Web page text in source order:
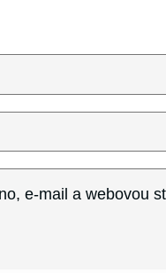
e-mail a webovou